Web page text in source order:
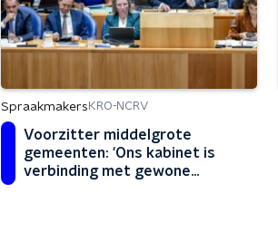
Spraakmakers KRO-NCRV
Voorzitter middelgrote
gemeenten: 'Ons kabinet is
verbinding met gewone